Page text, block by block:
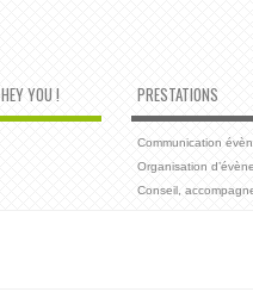
HEY YOU ! PRESTATIONS
Communication
Organisation
Conseil,